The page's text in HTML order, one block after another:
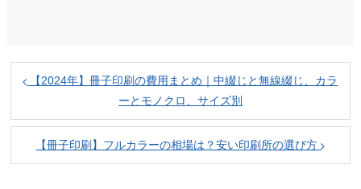
【2024年】冊子印刷の費用まとめ｜中綴じと無線綴じ、カラ
ーとモノクロ、サイズ別
【冊子印刷】フルカラーの相場は？安い印刷所の選び方